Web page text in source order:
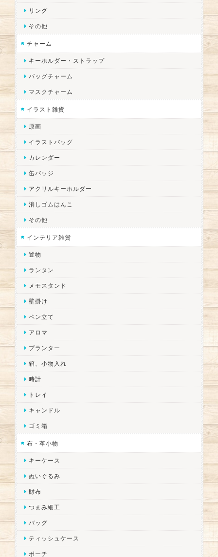
リング
その他
チャーム
キーホルダー・ストラップ
バッグチャーム
マスクチャーム
イラスト雑貨
原画
イラストバッグ
カレンダー
缶バッジ
アクリルキーホルダー
消しゴムはんこ
その他
インテリア雑貨
置物
ランタン
メモスタンド
壁掛け
ペン立て
アロマ
プランター
箱、小物入れ
時計
トレイ
キャンドル
ゴミ箱
布・革小物
キーケース
ぬいぐるみ
財布
つまみ細工
バッグ
ティッシュケース
ポーチ